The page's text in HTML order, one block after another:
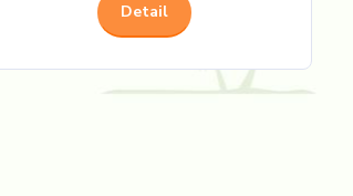
Detail